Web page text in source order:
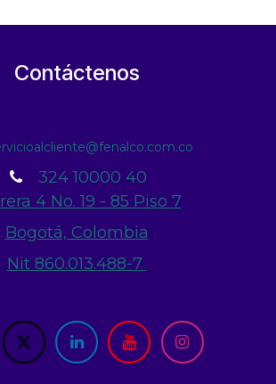
Contáctenos
324 10000 40
4 No. 19 - 85 Piso 7
Bogotá, Colombia
Nit 860.013.488-7